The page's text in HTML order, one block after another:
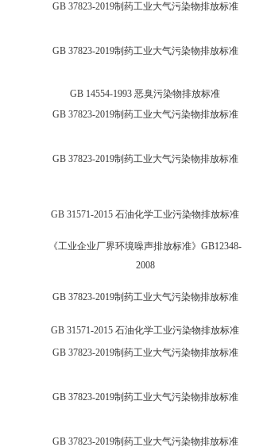
GB 37823-2019制药工业大气污染物排放标准
GB 37823-2019制药工业大气污染物排放标准
GB 14554-1993 恶臭污染物排放标准
GB 37823-2019制药工业大气污染物排放标准
GB 37823-2019制药工业大气污染物排放标准
GB 31571-2015 石油化学工业污染物排放标准
《工业企业厂界环境噪声排放标准》GB12348-
2008
GB 37823-2019制药工业大气污染物排放标准
GB 31571-2015 石油化学工业污染物排放标准
GB 37823-2019制药工业大气污染物排放标准
GB 37823-2019制药工业大气污染物排放标准
GB 37823-2019制药工业大气污染物排放标准